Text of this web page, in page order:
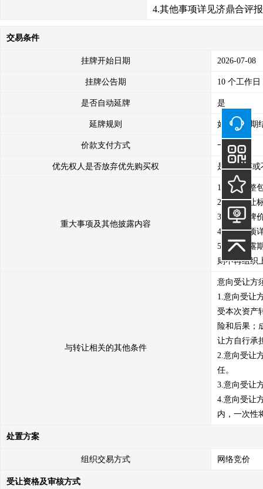
4.其他事项详见济鼎合评
交易条件
挂牌开始日期 2026-07-08
挂牌公告期 10 个工作日
是否自动延牌 是
延牌规则 如果公告期
价款支付方式 一次支付
优先权人是否放弃优先购买权 是 （放弃或
重大事项及其他披露内容
1.转让标整
2.本次转让
3.本次挂牌
4.其他事项
5.信息披露
则不再组织
与转让相关的其他条件
意向受让方
1.意向受让
受本次资产
险和后果；
让方自行承
2.意向受让
任。
3.意向受让
4.意向受让
内，一次性
处置方案
组织交易方式 网络竞价
受让资格及审核方式